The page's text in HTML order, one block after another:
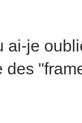
ai-je
des